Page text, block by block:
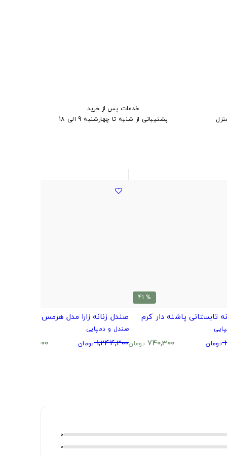
خدمات پس از خرید
پشتیبانی از شنبه تا چهارشنبه 9 الی 18
% 41
تابستانی پاشنه دار کرم
تومان 740,300 تومان
صندل زنانه زارا مدل هرمس مشکی
صندل و دمپایی
1,244,300 تومان 1,008,000
0
0